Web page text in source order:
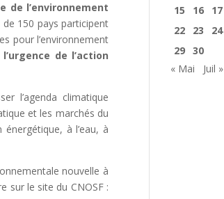
de l’environnement
150 pays participent
pour l’environnement
de l’action
l’agenda climatique
et les marchés du
à l’eau, à
nouvelle à
sur le site du CNOSF :
15
16 17
22
23 24
29 30
« Mai
Juil »